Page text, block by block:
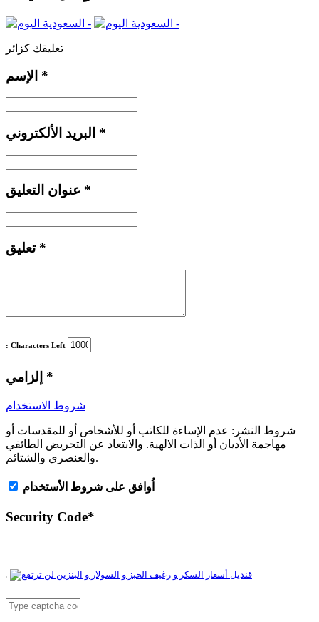
تعليقك كزائر
*
*
*
تعليق *
: Characters Left
*
شروط الاستخدام
شروط النشر: عدم الإساءة للكاتب أو للأشخاص أو للمقدسات أو
مهاجمة الأديان أو الذات الالهية. والابتعاد عن التحريض الطائفي
والعنصري والشتائم.
اُوافق على شروط الأستخدام
Security Code*